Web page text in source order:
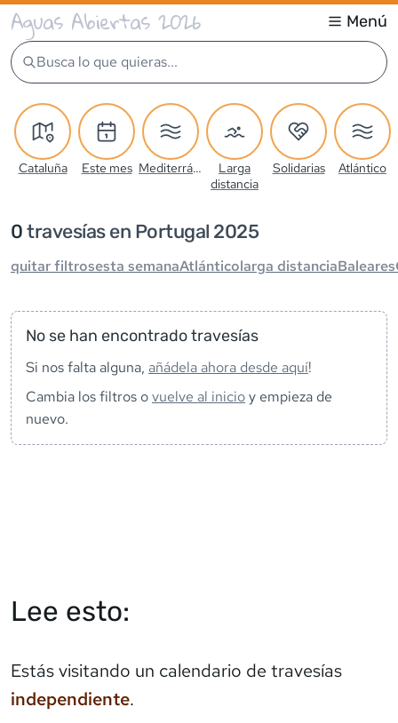
Aguas Abiertas 2026 Menú
Busca lo que quieras...
Cataluña Este mes Mediterráneo
Larga
distancia
Solidarias Atlántico
0 travesías en Portugal 2025
quitar filtrosesta semanaAtlánticolarga distanciaBaleares
No se han encontrado travesías
Si nos falta alguna, añádela ahora desde aquí!
Cambia los filtros ovuelve al inicioy empieza de
nuevo.
Lee esto:
Estás visitando un calendario de travesías
independiente.